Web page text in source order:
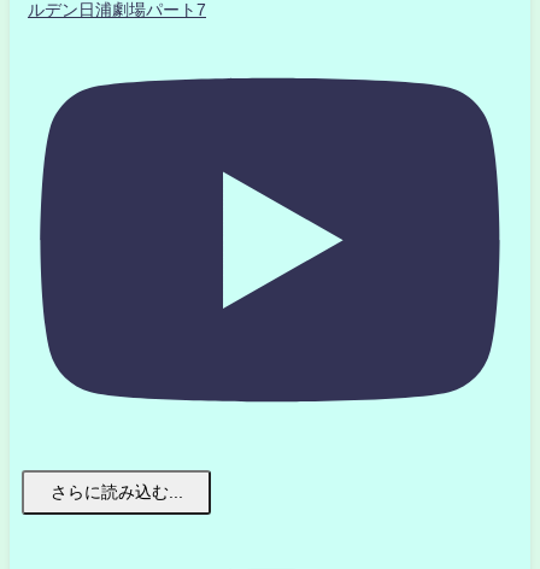
ルデン日浦劇場パート7
さらに読み込む...